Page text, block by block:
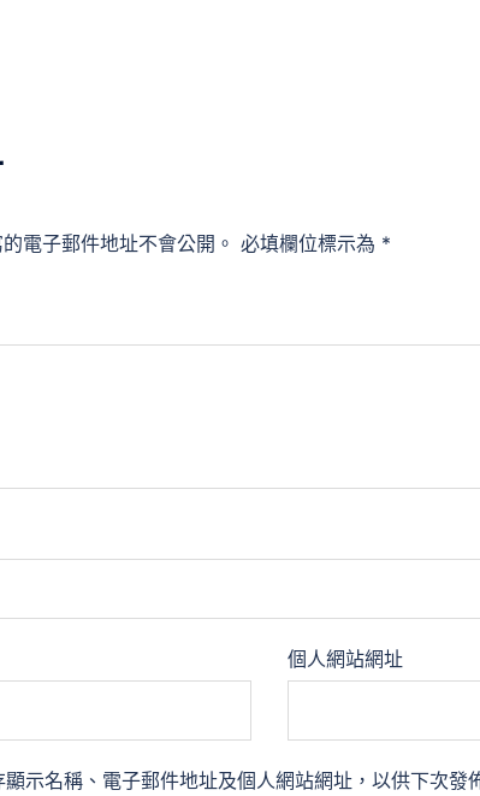
電子郵件地址不會公開。 必填欄位標示為 *
個人網站網址
顯示名稱、電子郵件地址及個人網站網址，以供下次發